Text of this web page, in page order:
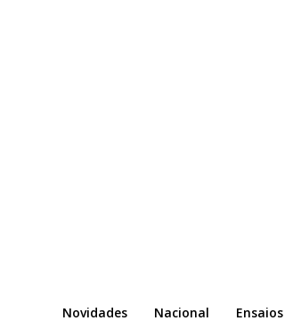
Novidades Nacional Ensaios